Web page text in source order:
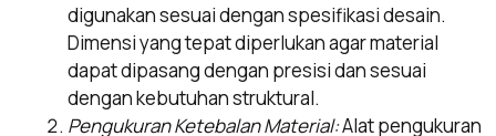
digunakan sesuai dengan spesifikasi desain.
Dimensi yang tepat diperlukan agar material
dapat dipasang dengan presisi dan sesuai
dengan kebutuhan struktural.
Pengukuran Ketebalan Material:Alat pengukuran